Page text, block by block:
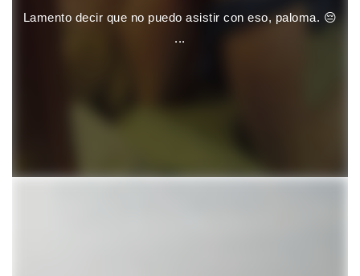
Lamento decir que no puedo asistir con eso, paloma. 😔
...